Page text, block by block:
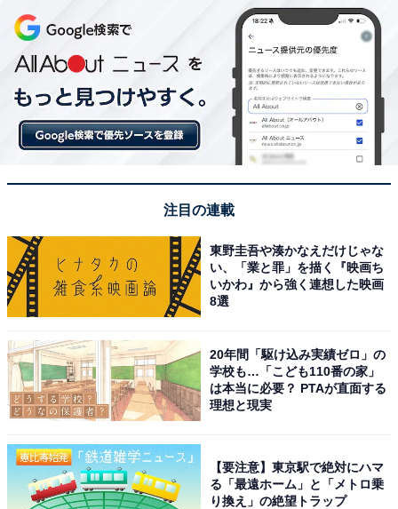
注目の連載
東野圭吾や湊かなえだけじゃな
い、「業と罪」を描く『映画ち
いかわ』から強く連想した映画
8選
20年間「駆け込み実績ゼロ」の
学校も…「こども110番の家」
は本当に必要？ PTAが直面する
理想と現実
【要注意】東京駅で絶対にハマ
る「最遠ホーム」と「メトロ乗
り換え」の絶望トラップ